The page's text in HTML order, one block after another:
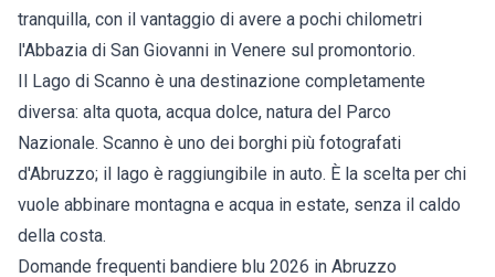
tranquilla, con il vantaggio di avere a pochi chilometri
l'Abbazia di San Giovanni in Venere sul promontorio.
Il Lago di Scanno è una destinazione completamente
diversa: alta quota, acqua dolce, natura del Parco
Nazionale. Scanno è uno dei borghi più fotografati
d'Abruzzo; il lago è raggiungibile in auto. È la scelta per chi
vuole abbinare montagna e acqua in estate, senza il caldo
della costa.
Domande frequenti bandiere blu 2026 in Abruzzo